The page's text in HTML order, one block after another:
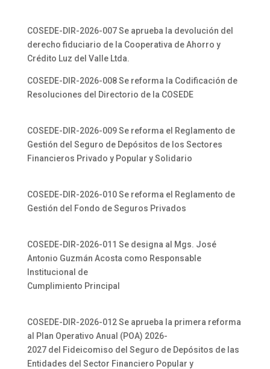
COSEDE-DIR-2026-007 Se aprueba la devolución del
derecho fiduciario de la Cooperativa de Ahorro y
Crédito Luz del Valle Ltda.
COSEDE-DIR-2026-008 Se reforma la Codificación de
Resoluciones del Directorio de la COSEDE
COSEDE-DIR-2026-009 Se reforma el Reglamento de
Gestión del Seguro de Depósitos de los Sectores
Financieros Privado y Popular y Solidario
COSEDE-DIR-2026-010 Se reforma el Reglamento de
Gestión del Fondo de Seguros Privados
COSEDE-DIR-2026-011 Se designa al Mgs. José
Antonio Guzmán Acosta como Responsable
Institucional de
Cumplimiento Principal
COSEDE-DIR-2026-012 Se aprueba la primera reforma
al Plan Operativo Anual (POA) 2026-
2027 del Fideicomiso del Seguro de Depósitos de las
Entidades del Sector Financiero Popular y